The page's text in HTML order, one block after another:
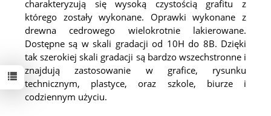
charakteryzują się wysoką czystością grafitu z
którego zostały wykonane. Oprawki wykonane z
drewna cedrowego wielokrotnie lakierowane.
Dostępne są w skali gradacji od 10H do 8B. Dzięki
tak szerokiej skali gradacji są bardzo wszechstronne i
znajdują zastosowanie w grafice, rysunku
technicznym, plastyce, oraz szkole, biurze i
codziennym użyciu.